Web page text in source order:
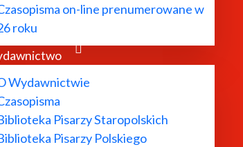
on-line prenumerowane w
roku
Wydawnictwie
Pisarzy Staropolskich
Pisarzy Polskiego